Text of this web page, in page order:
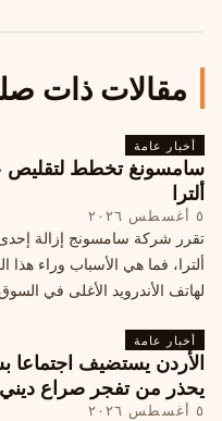
مقالات ذات
أخبار عامة
ألترا
٥ أغسطس ٢٠٢٦
ألترا، فما هي الأسباب وراء هذا
لهاتف الأندرويد الأغلى في
أخبار عامة
الأردن يستضيف
يحذر من تفجر صراع ديني
٥ أغسطس ٢٠٢٦